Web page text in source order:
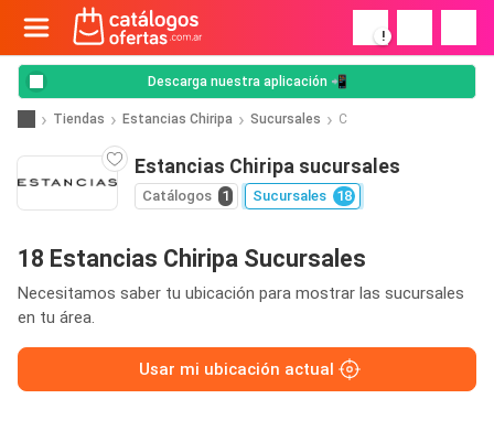
!
Descarga nuestra aplicación 📲
Tiendas Estancias Chiripa Sucursales C
Estancias Chiripa sucursales
Catálogos 1 Sucursales 18
18 Estancias Chiripa Sucursales
Necesitamos saber tu ubicación para mostrar las sucursales
en tu área.
Usar mi ubicación actual